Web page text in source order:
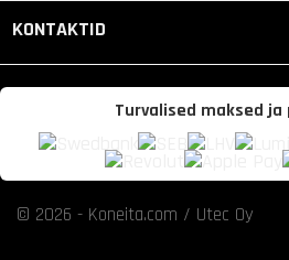
KONTAKTID
Turvalised maksed ja
© 2026 - Koneita.com / Utec Oy